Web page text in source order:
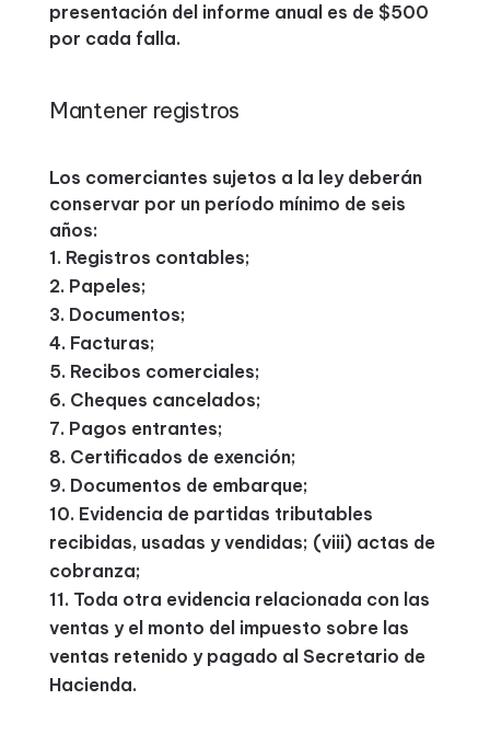
presentación del informe anual es de $500
por cada falla.
Mantener registros
Los comerciantes sujetos a la ley deberán
conservar por un período mínimo de seis
años:
Registros contables;
Papeles;
Documentos;
Facturas;
Recibos comerciales;
Cheques cancelados;
Pagos entrantes;
Certificados de exención;
Documentos de embarque;
Evidencia de partidas tributables
recibidas, usadas y vendidas; (viii) actas de
cobranza;
Toda otra evidencia relacionada con las
ventas y el monto del impuesto sobre las
ventas retenido y pagado al Secretario de
Hacienda.